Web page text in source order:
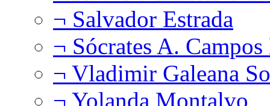
¬ Salvador Estrada
¬ Sócrates A.
¬ Vladimir Galeana
¬ Yolanda Montalvo